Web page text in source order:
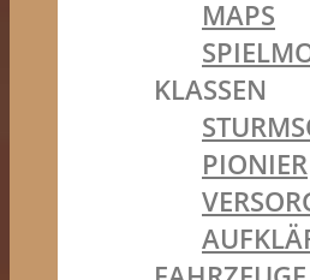
MAPS
KLASSEN
PIONIER